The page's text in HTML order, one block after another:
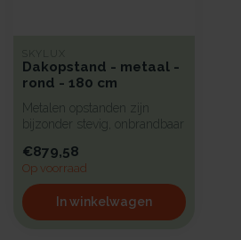
SKYLUX
Dakopstand - metaal -
rond - 180 cm
Metalen opstanden zijn
bijzonder stevig, onbrandbaar
€879,58
Op voorraad
In winkelwagen